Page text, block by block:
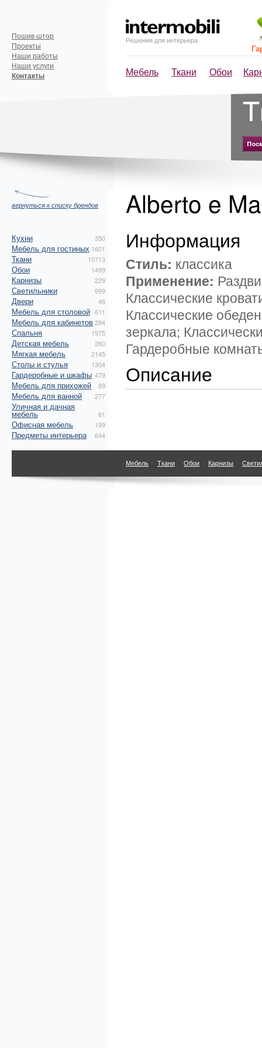
Решения для интерьера
Мебель Ткани Обои
Пошив штор
Проекты
Наши работы
Наши услуги
Контакты
вернуться к списку брендов
Кухни 350
Мебель для гостиных 1601
Ткани 10713
Обои 1499
Карнизы 229
Светильники 999
Двери 46
Мебель для столовой 611
Мебель для кабинетов294
Спальня 1975
Детская мебель 260
Мягкая мебель 2145
Столы и стулья 1304
Гардеробные и шкафы 479
Мебель для прихожей 89
Мебель для ванной 277
Уличная и дачная
мебель 61
Офисная мебель 199
Предметы интерьера 644
Alberto e
Информация
Стиль: классика
Применение:
Классические
Классические
зеркала;
Гардеробные
Описание
Мебель Ткани Обои Карнизы